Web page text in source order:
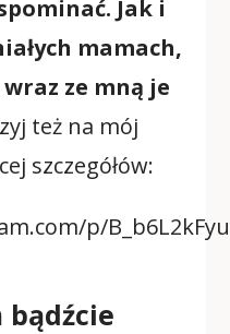
Jak i
mamach,
ze mną je
też na mój
szczegółów:
p/